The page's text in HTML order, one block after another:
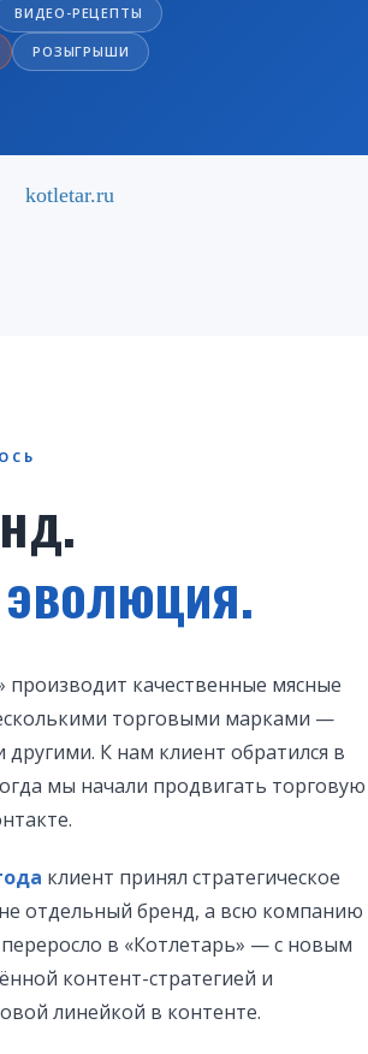
ВИДЕО-РЕЦЕПТЫ
РОЗЫГРЫШИ
kotletar.ru
производит качественные мясные
торговыми марками —
другими. К нам клиент обратился в
мы начали продвигать торговую
клиент принял стратегическое
отдельный бренд, а всю компанию
в «Котлетарь» — с новым
контент-стратегией и
линейкой в контенте.